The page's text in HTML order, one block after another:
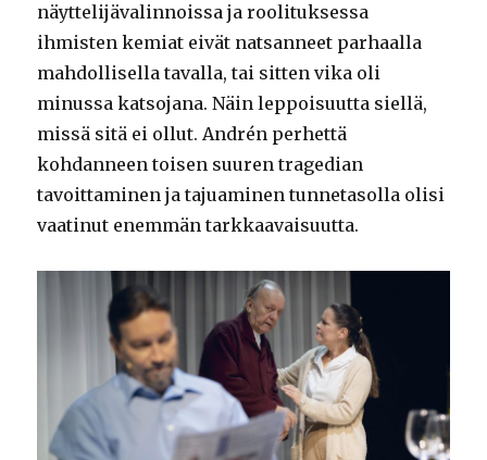
näyttelijävalinnoissa ja roolituksessa
ihmisten kemiat eivät natsanneet parhaalla
mahdollisella tavalla, tai sitten vika oli
minussa katsojana. Näin leppoisuutta siellä,
missä sitä ei ollut. Andrén perhettä
kohdanneen toisen suuren tragedian
tavoittaminen ja tajuaminen tunnetasolla olisi
vaatinut enemmän tarkkaavaisuutta.